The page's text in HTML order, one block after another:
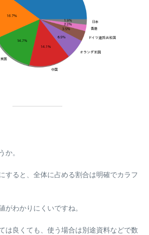
か。
すると、全体に占める割合は明確でカラフ
がわかりにくいですね。
は良くても、使う場合は別途資料などで数